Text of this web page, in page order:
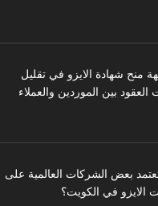
منح شهادة الايزو في تقليل
العقود بين الموردين والعملاء
تعتمد بعض الشركات العالمية على
الايزو في الكويت؟